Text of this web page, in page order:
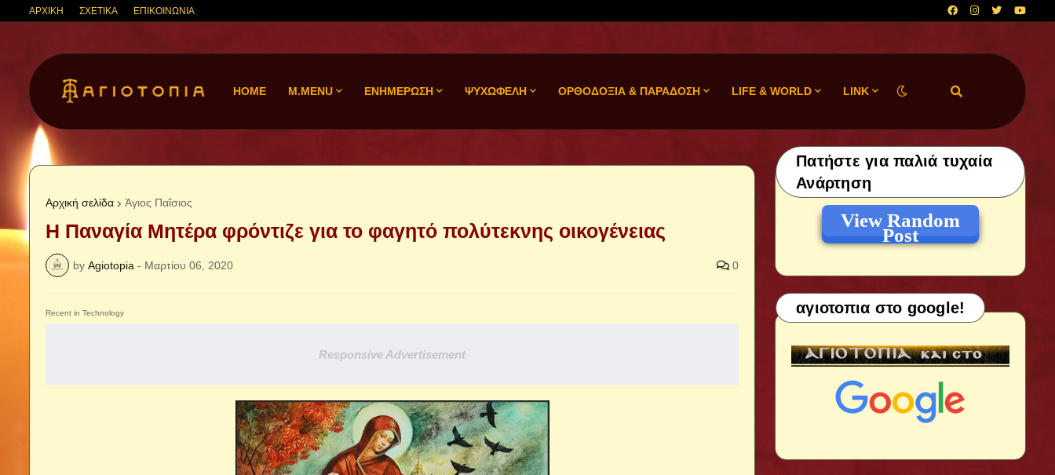
ΑΡΧΙΚΗ ΣΧΕΤΙΚΑ ΕΠΙΚΟΙΝΩΝΙΑ
HOME M.MENU ΕΝΗΜΕΡΩΣΗ ΨΥΧΩΦΕΛΗ ΟΡΘΟΔΟΞΙΑ & ΠΑΡΑΔΟΣΗ LIFE & WORLD LINK
Αρχική σελίδα Άγιος Παΐσιος
Η Παναγία Μητέρα φρόντιζε για το φαγητό πολύτεκνης οικογένειας
by Agiotopia - Μαρτίου 06, 2020 0
Recent in Technology
Responsive Advertisement
Πατήστε για παλιά τυχαία
Ανάρτηση
View Random
Post
αγιοτοπια στο google!